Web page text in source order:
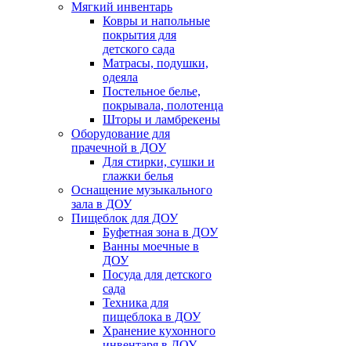
Мягкий инвентарь
Ковры и напольные
покрытия для
детского сада
Матрасы, подушки,
одеяла
Постельное белье,
покрывала, полотенца
Шторы и ламбрекены
Оборудование для
прачечной в ДОУ
Для стирки, сушки и
глажки белья
Оснащение музыкального
зала в ДОУ
Пищеблок для ДОУ
Буфетная зона в ДОУ
Ванны моечные в
ДОУ
Посуда для детского
сада
Техника для
пищеблока в ДОУ
Хранение кухонного